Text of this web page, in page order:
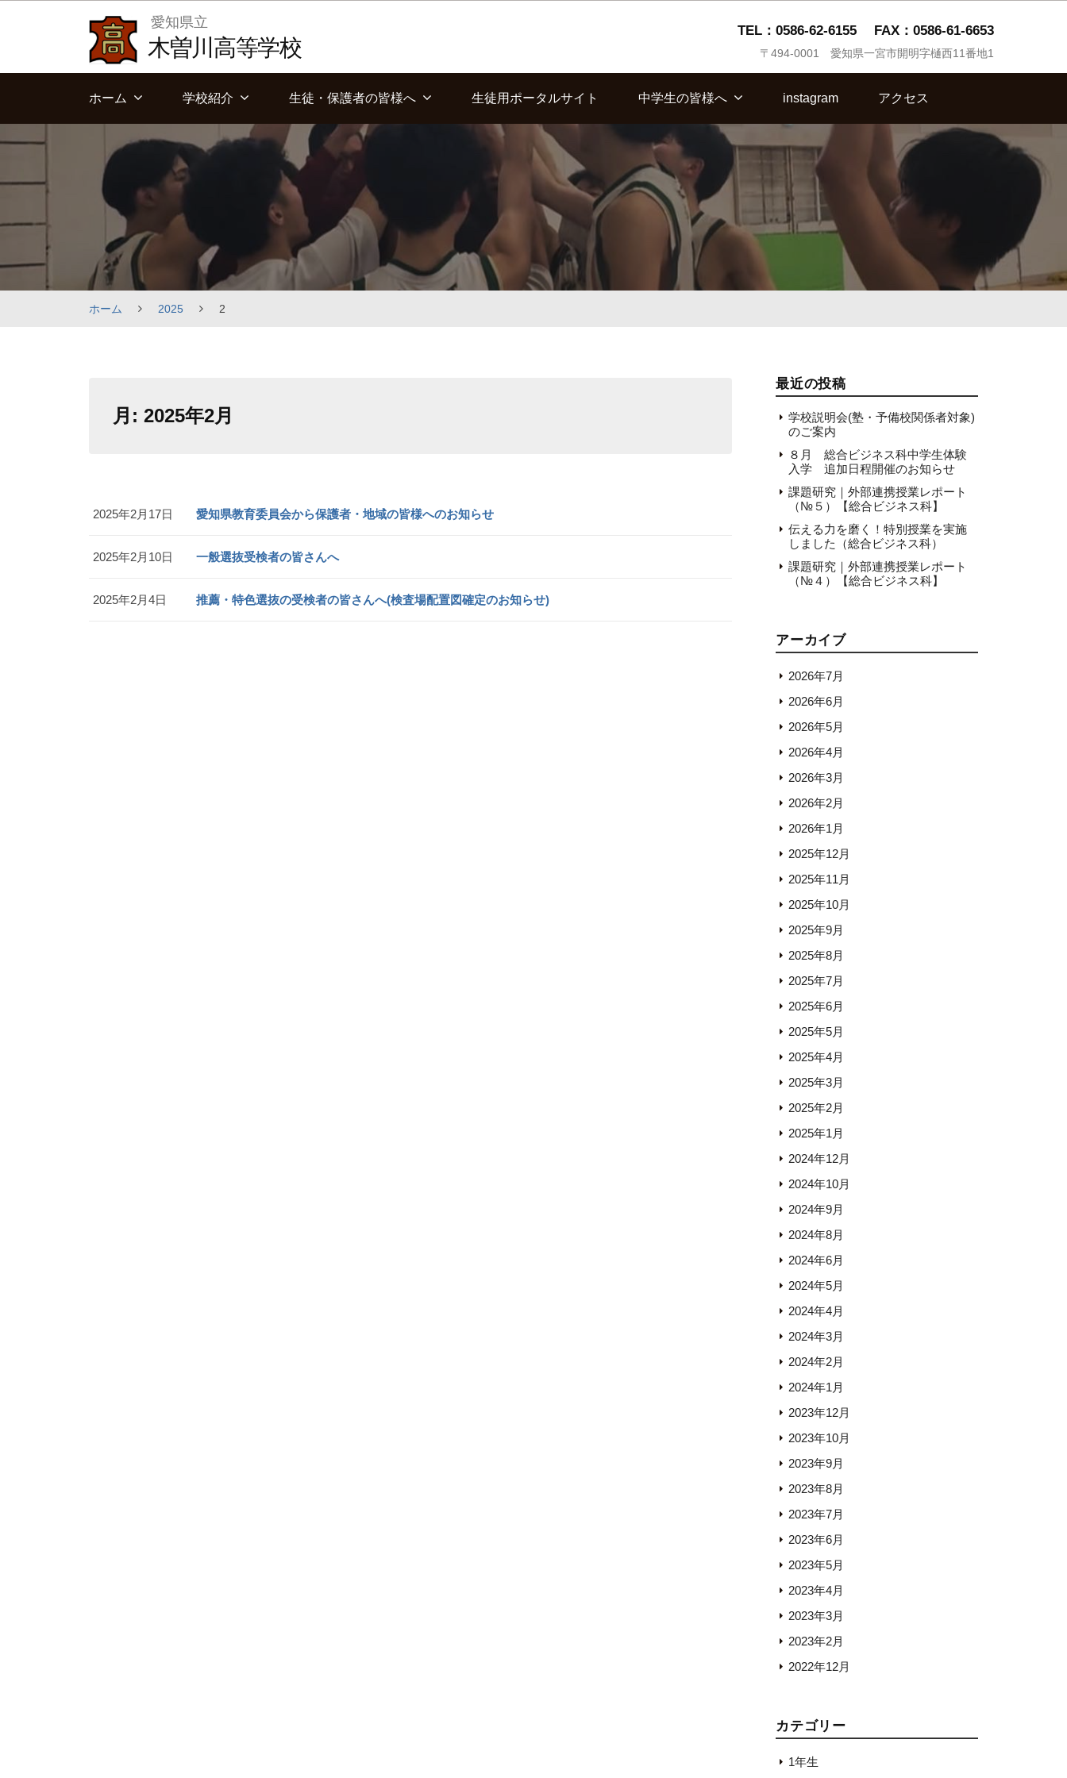
愛知県立
木曽川高等学校
TEL：0586-62-6155 FAX：0586-61-6653
〒494-0001 愛知県一宮市開明字樋西11番地1
ホーム 学校紹介 生徒・保護者の皆様へ 生徒用ポータルサイト 中学生の皆様へ instagram アクセス
ホーム 2025 2
月: 2025年2月
2025年2月17日 愛知県教育委員会から保護者・地域の皆様へのお知らせ
2025年2月10日 一般選抜受検者の皆さんへ
2025年2月4日 推薦・特色選抜の受検者の皆さんへ(検査場配置図確定のお知らせ)
最近の投稿
学校説明会(塾・予備校関係者対象)
のご案内
８月 総合ビジネス科中学生体験
入学 追加日程開催のお知らせ
課題研究｜外部連携授業レポート
（№５）【総合ビジネス科】
伝える力を磨く！特別授業を実施
しました（総合ビジネス科）
課題研究｜外部連携授業レポート
（№４）【総合ビジネス科】
アーカイブ
2026年7月
2026年6月
2026年5月
2026年4月
2026年3月
2026年2月
2026年1月
2025年12月
2025年11月
2025年10月
2025年9月
2025年8月
2025年7月
2025年6月
2025年5月
2025年4月
2025年3月
2025年2月
2025年1月
2024年12月
2024年10月
2024年9月
2024年8月
2024年6月
2024年5月
2024年4月
2024年3月
2024年2月
2024年1月
2023年12月
2023年10月
2023年9月
2023年8月
2023年7月
2023年6月
2023年5月
2023年4月
2023年3月
2023年2月
2022年12月
カテゴリー
1年生